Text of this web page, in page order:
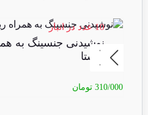
10 عدد در انبار
نوشیدنی جنسینگ به
کاستا
310/000 تومان